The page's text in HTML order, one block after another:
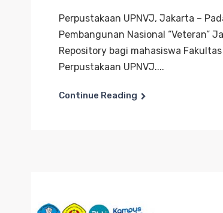
Perpustakaan UPNVJ, Jakarta –
Pembangunan Nasional “Veteran”
Repository bagi mahasiswa
Perpustakaan UPNVJ....
Continue Reading